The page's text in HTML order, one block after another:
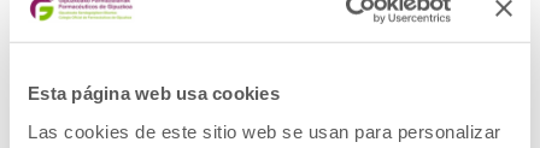
Esta página web usa cookies
Las cookies de este sitio web se usan para personalizar
Aurkezteko epea 2025ko ekainaren 9a arte